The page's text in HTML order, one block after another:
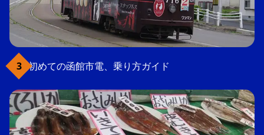
初めての函館市電、乗り方ガイド